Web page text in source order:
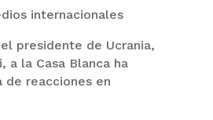
internacionales
presidente de Ucrania,
a la Casa Blanca ha
de reacciones en